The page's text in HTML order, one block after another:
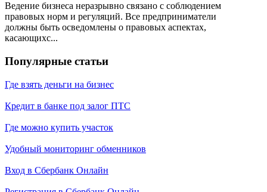
Ведение бизнеса неразрывно связано с соблюдением
правовых норм и регуляций. Все предприниматели
должны быть осведомлены о правовых аспектах,
касающихс...
Популярные статьи
Где взять деньги на бизнес
Кредит в банке под залог ПТС
Где можно купить участок
Удобный мониторинг обменников
Вход в Сбербанк Онлайн